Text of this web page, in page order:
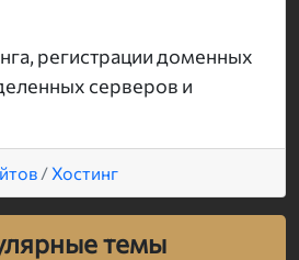
регистрации доменных
серверов и
/Хостинг
темы